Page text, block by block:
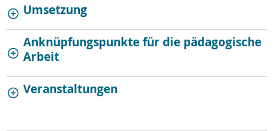
Umsetzung
Anknüpfungspunkte für die pädagogische
Arbeit
Veranstaltungen